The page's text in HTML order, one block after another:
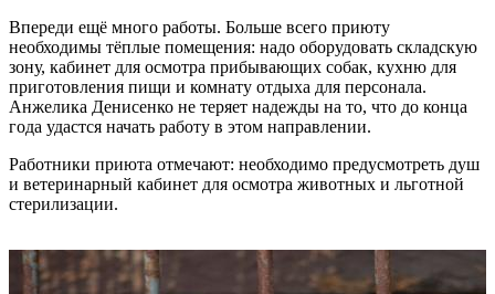
Впереди ещё много работы. Больше всего приюту
необходимы тёплые помещения: надо оборудовать складскую
зону, кабинет для осмотра прибывающих собак, кухню для
приготовления пищи и комнату отдыха для персонала.
Анжелика Денисенко не теряет надежды на то, что до конца
года удастся начать работу в этом направлении.
Работники приюта отмечают: необходимо предусмотреть душ
и ветеринарный кабинет для осмотра животных и льготной
стерилизации.